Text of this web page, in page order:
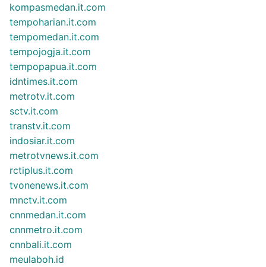
kompasmedan.it.com
tempoharian.it.com
tempomedan.it.com
tempojogja.it.com
tempopapua.it.com
idntimes.it.com
metrotv.it.com
sctv.it.com
transtv.it.com
indosiar.it.com
metrotvnews.it.com
rctiplus.it.com
tvonenews.it.com
mnctv.it.com
cnnmedan.it.com
cnnmetro.it.com
cnnbali.it.com
meulaboh.id